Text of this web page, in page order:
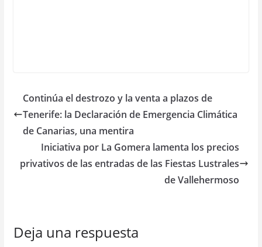
Continúa el destrozo y la venta a plazos de
Tenerife: la Declaración de Emergencia Climática
de Canarias, una mentira
Iniciativa por La Gomera lamenta los precios
privativos de las entradas de las Fiestas Lustrales
de Vallehermoso
Deja una respuesta